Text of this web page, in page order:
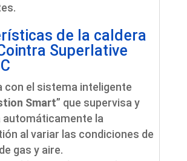
de la caldera
Superlative
con el sistema inteligente
Smart” que supervisa y
automáticamente la
al variar las condiciones de
gas y aire.